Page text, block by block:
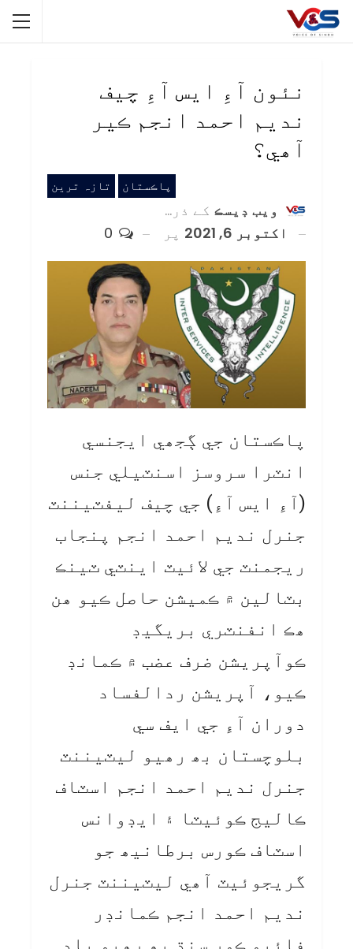
نئون آءِ ايس آءِ چيف
نديم احمد انجم ڪير
آھي؟
پاڪستان تازہ ترین
ويب ڊيسڪ کے ذریعہ
اکتوبر 6, 2021
پر
پاڪستان جي ڳجھي ايجنسي
انٽرا سروسز اسنٽيلي جنس
(آءِ ايس آءِ) جي چيف ليفٽيننٽ
جنرل نديم احمد انجم پنجاب
ريجمنٽ جي لائيٽ اينٽي ٽينڪ
بٽالين ۾ ڪميشن حاصل ڪيو ھن
ھڪ انفنٽري بريگيڊ
ڪوآپريشن ضرف عضب ۾ ڪمانڊ
ڪيو، آپريشن ردالفساد
دوران آءِ جي ايف سي
بلوچستان بھ رھيو ليٽيننٽ
جنرل نديم احمد انجم اسٽاف
ڪاليج ڪوئيٽا ۽ ايڊوانس
اسٽاف ڪورس برطانيھ جو
گريجوئيٽ آھي ليٽيننٽ جنرل
نديم احمد انجم ڪمانڊر